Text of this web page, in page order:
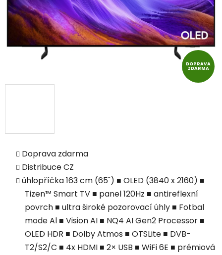
Doprava zdarma
Distribuce CZ
úhlopříčka 163 cm (65") ■ OLED (3840 x 2160) ■
Tizen™ Smart TV ■ panel 120Hz ■ antireflexní
povrch ■ ultra široké pozorovací úhly ■ Fotbal
mode Al ■ Vision AI ■ NQ4 AI Gen2 Processor ■
OLED HDR ■ Dolby Atmos ■ OTSLite ■ DVB-
T2/S2/C ■ 4x HDMI ■ 2× USB ■ WiFi 6E ■ prémiová
DOPRAVA
ZDARMA